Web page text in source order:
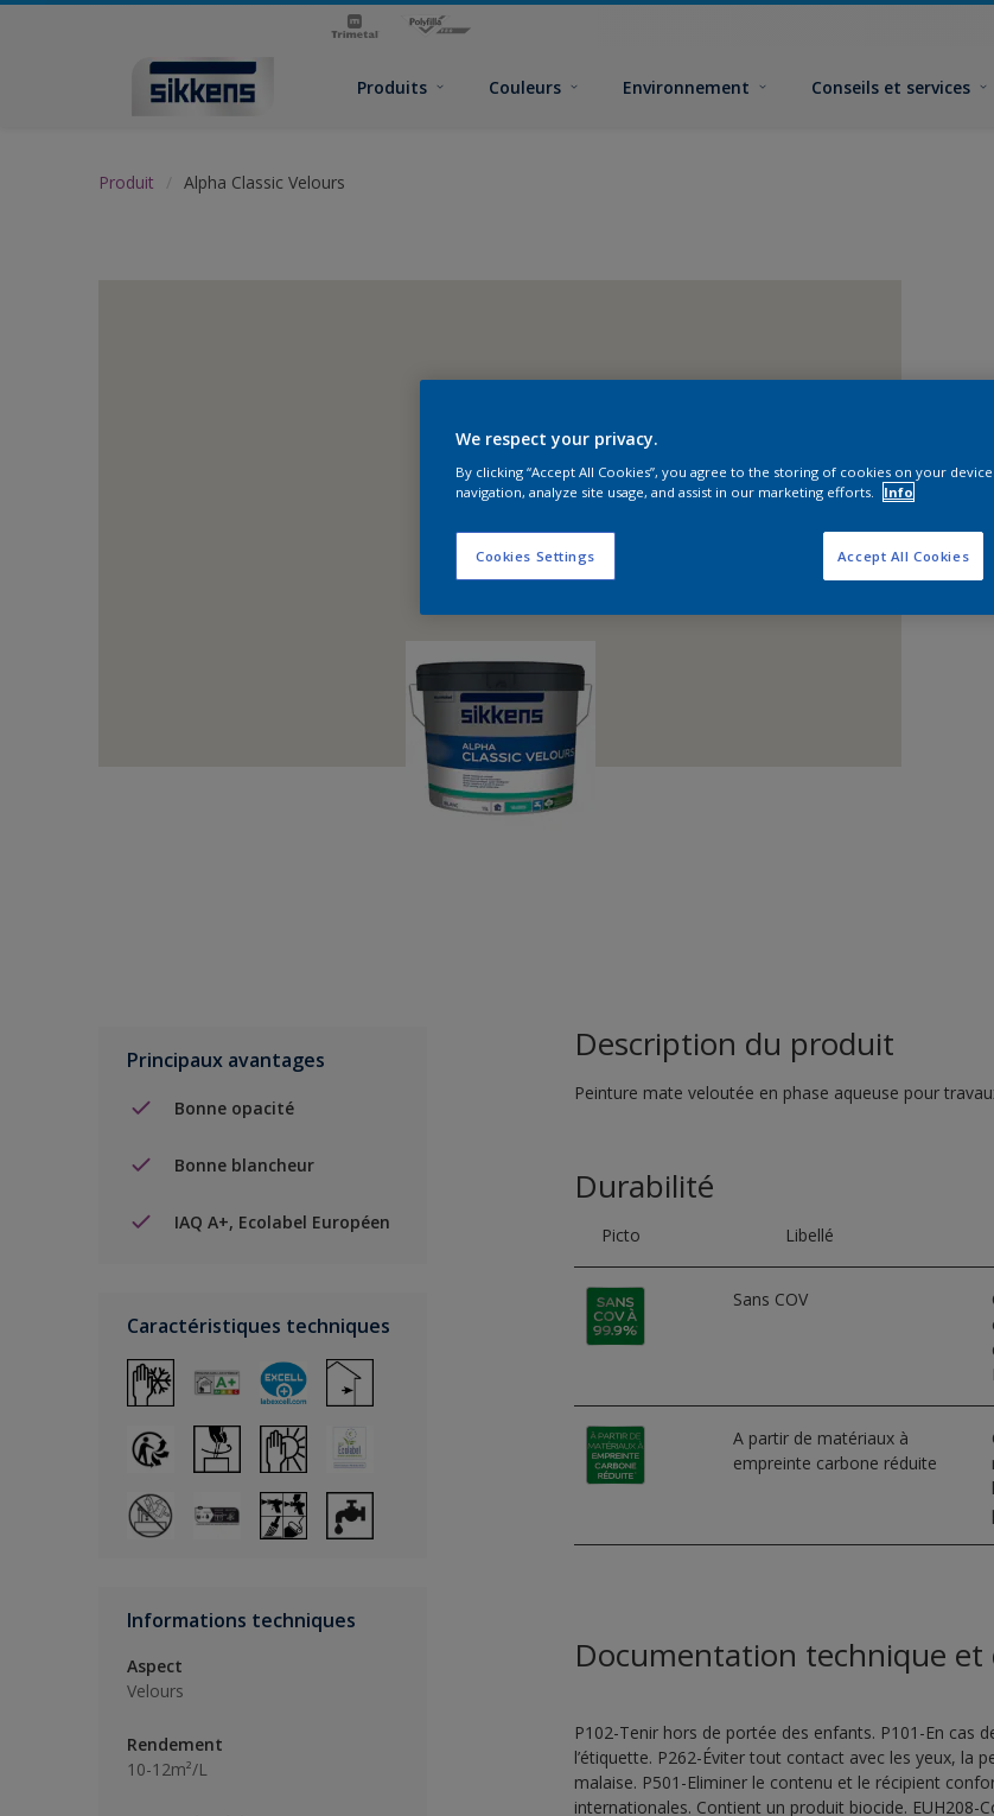
Produits Couleurs Environnement Conseils et services
Produit Alpha Classic Velours
Principaux avantages
Bonne opacité
Bonne blancheur
IAQ A+, Ecolabel Européen
Caractéristiques techniques
Informations techniques
Aspect
Velours
Rendement
10-12m²/L
Description du produit
Peinture mate veloutée en phase aqueuse pour
Durabilité
Picto Libellé
Sans COV
A partir de matériaux à
empreinte carbone réduite
Documentation technique et
P102-Tenir hors de portée des enfants. P101-En cas
l’étiquette. P262-Éviter tout contact avec les yeux, la
malaise. P501-Eliminer le contenu et le récipient
internationales. Contient un produit biocide. EUH208-
We respect your privacy.
By clicking “Accept All Cookies”, you agree to the storing of cookies on your
navigation, analyze site usage, and assist in our marketing efforts.
Info
Cookies Settings Accept All Cookies